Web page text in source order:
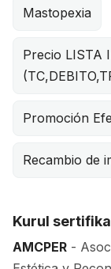
Mastopexia
Precio LISTA
Promoción
Recambio de
Kurul
AMCPER -